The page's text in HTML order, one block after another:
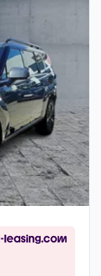
(239